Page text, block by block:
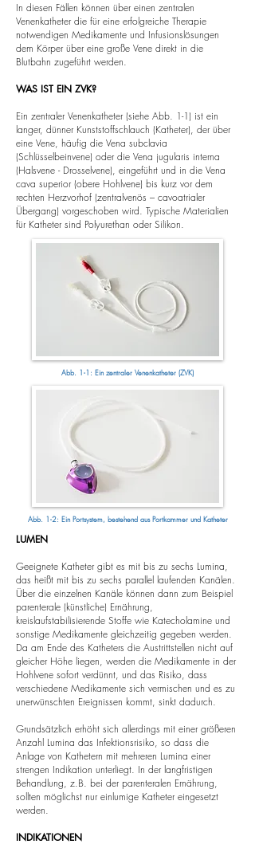
In diesen Fällen können über einen zentralen
Venenkatheter die für eine erfolgreiche Therapie
notwendigen Medikamente und Infusionslösungen
dem Körper über eine große Vene direkt in die
Blutbahn zugeführt werden.
WAS IST EIN ZVK?
Ein zentraler Venenkatheter (siehe Abb. 1-1) ist ein
langer, dünner Kunststoffschlauch (Katheter), der über
eine Vene, häufig die Vena subclavia
(Schlüsselbeinvene) oder die Vena jugularis interna
(Halsvene - Drosselvene), eingeführt und in die Vena
cava superior (obere Hohlvene) bis kurz vor dem
rechten Herzvorhof (zentralvenös – cavoatrialer
Übergang) vorgeschoben wird. Typische Materialien
für Katheter sind Polyurethan oder Silikon.
Abb. 1-1: Ein zentraler Venenkatheter (ZVK)
Abb. 1-2: Ein Portsystem, bestehend aus Portkammer und Katheter
LUMEN
Geeignete Katheter gibt es mit bis zu sechs Lumina,
das heißt mit bis zu sechs parallel laufenden Kanälen.
Über die einzelnen Kanäle können dann zum Beispiel
parenterale (künstliche) Ernährung,
kreislaufstabilisierende Stoffe wie Katecholamine und
sonstige Medikamente gleichzeitig gegeben werden.
Da am Ende des Katheters die Austrittstellen nicht auf
gleicher Höhe liegen, werden die Medikamente in der
Hohlvene sofort verdünnt, und das Risiko, dass
verschiedene Medikamente sich vermischen und es zu
unerwünschten Ereignissen kommt, sinkt dadurch.
Grundsätzlich erhöht sich allerdings mit einer größeren
Anzahl Lumina das Infektionsrisiko, so dass die
Anlage von Kathetern mit mehreren Lumina einer
strengen Indikation unterliegt. In der langfristigen
Behandlung, z.B. bei der parenteralen Ernährung,
sollten möglichst nur einlumige Katheter eingesetzt
werden.
INDIKATIONEN